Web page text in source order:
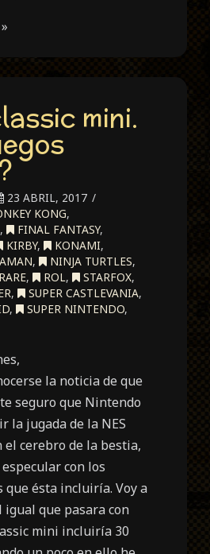
mini.
23 ABRIL, 2017
KONG,
, FINAL FANTASY,
KIRBY, KONAMI,
, NINJA TURTLES,
RARE, ROL, STARFOX,
, SUPER CASTLEVANIA,
, SUPER NINTENDO,
la noticia de que
seguro que Nintendo
la jugada de la NES
el cerebro de la bestia,
con los
que ésta incluiría. Voy a
igual que pasara con
mini incluiría 30